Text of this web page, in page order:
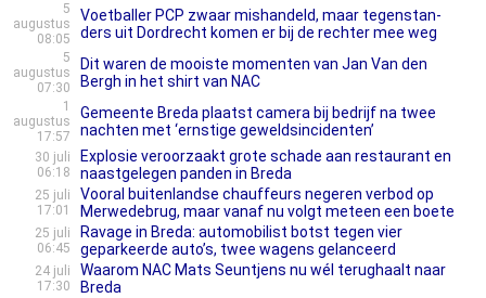
5
augustus
08:05
Voetballer PCP zwaar mishandeld, maar tegenstan­
ders uit Dordrecht komen er bij de rechter mee weg
5
augustus
07:30
Dit waren de mooiste momenten van Jan Van den
Bergh in het shirt van NAC
1
augustus
17:57
Gemeente Breda plaatst camera bij bedrijf na twee
nachten met ‘ernstige geweldsincidenten’
30 juli
06:18
Explosie veroorzaakt grote schade aan restaurant en
naastgelegen panden in Breda
25 juli
17:01
Vooral buitenlandse chauffeurs negeren verbod op
Merwedebrug, maar vanaf nu volgt meteen een boete
25 juli
06:45
Ravage in Breda: automobilist botst tegen vier
geparkeerde auto’s, twee wagens gelanceerd
24 juli
17:30
Waarom NAC Mats Seuntjens nu wél terughaalt naar
Breda